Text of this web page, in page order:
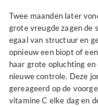
Twee maanden later
grote vreugde zagen de
egaal van structuur en
opnieuw een biopt of
haar grote opluchting
nieuwe controle. Deze
gereageerd op de
vitamine C elke dag en